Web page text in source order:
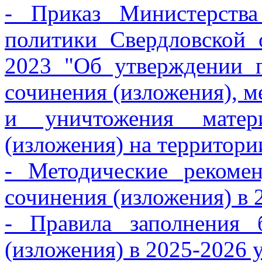
- Приказ
политики
2023 "Об утверждении
сочинения (изложения),
и уничтожения
(изложения) на
- Методические
сочинения (изложения) в
- Правила заполнения
(изложения) в 2025-2026